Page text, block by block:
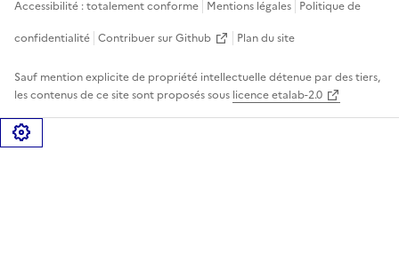
Accessibilité : totalement conforme Mentions légales Politique de
confidentialité Contribuer sur Github Plan du site
Sauf mention explicite de propriété intellectuelle détenue par des tiers,
les contenus de ce site sont proposés sous licence etalab-2.0
Gérer les cookies